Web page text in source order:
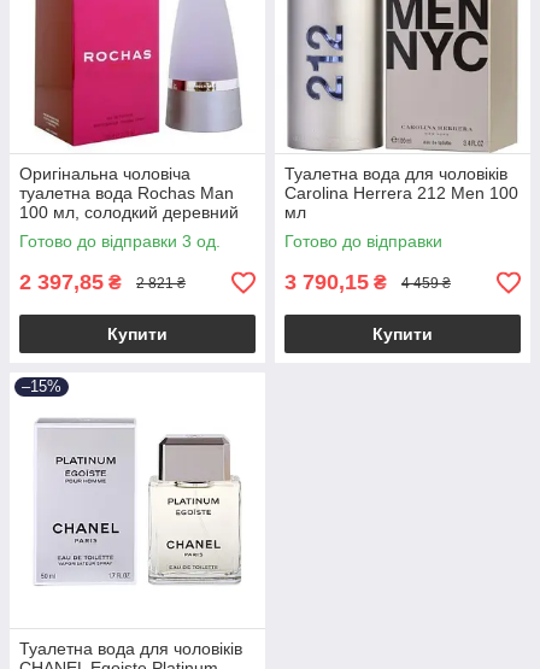
Оригінальна чоловіча
туалетна вода Rochas Man
100 мл, солодкий деревний
пряний аромат
Готово до відправки 3 од.
2 397,85 ₴ 2 821 ₴
Купити
Туалетна вода для чоловіків
Carolina Herrera 212 Men 100
мл
Готово до відправки
3 790,15 ₴ 4 459 ₴
Купити
–15%
Туалетна вода для чоловіків